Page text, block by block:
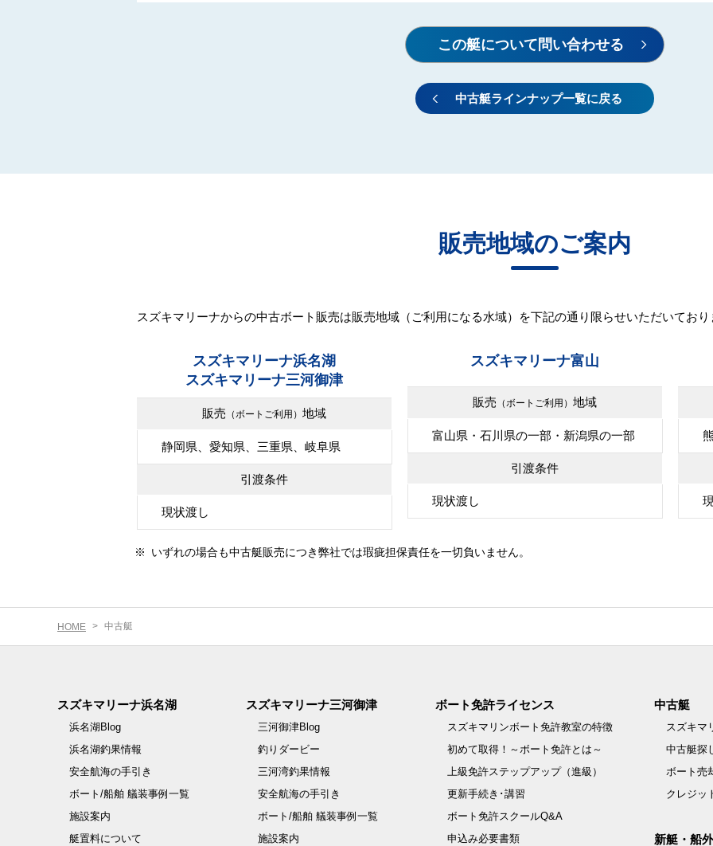
中古艇ラインナップ一覧に戻る
販売地域のご案内
スズキマリーナからの中古ボート販売は販売地域（ご利用になる水域）を下記の通り限らせいただいており
スズキマリーナ浜名湖
スズキマリーナ三河御津
販売 （ボートご利用） 地域
静岡県、愛知県、三重県、岐阜県
引渡条件
現状渡し
スズキマリーナ富山
販売 （ボートご利用） 地域
富山県・石川県の一部・新潟県の一部
引渡条件
現状渡し
※ いずれの場合も中古艇販売につき弊社では瑕疵担保責任を一切負いません。
HOME 中古艇
スズキマリーナ浜名湖
浜名湖Blog
浜名湖釣果情報
安全航海の手引き
ボート/船舶 艤装事例一覧
施設案内
艇置料について
スズキマリーナ三河御津
三河御津Blog
釣りダービー
三河湾釣果情報
安全航海の手引き
ボート/船舶 艤装事例一覧
施設案内
ボート免許ライセンス
スズキマリンボート免許教室の特徴
初めて取得！～ボート免許とは～
上級免許ステップアップ（進級）
更新手続き･講習
ボート免許スクールQ&A
申込み必要書類
中古艇
スズキマ
中古艇探
ボート売
クレジッ
新艇・船